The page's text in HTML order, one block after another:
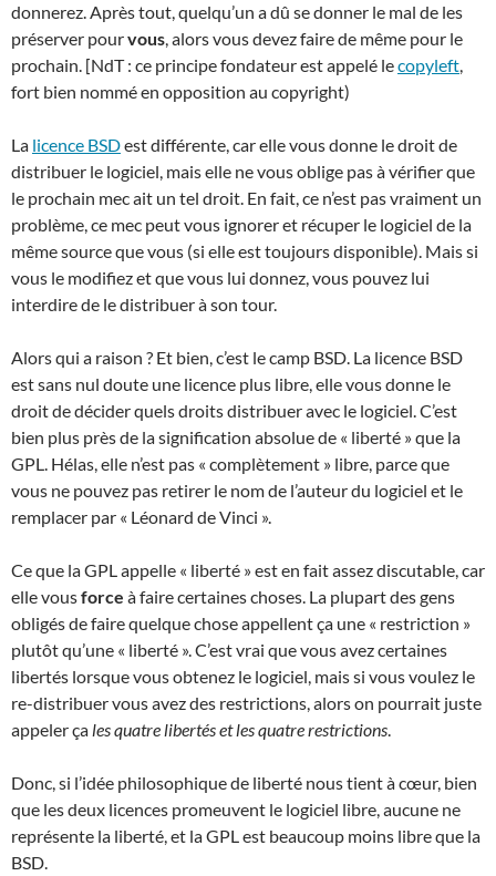
donnerez. Après tout, quelqu’un a dû se donner le mal de les
préserver pourvous, alors vous devez faire de même pour le
prochain. [NdT : ce principe fondateur est appelé lecopyleft,
fort bien nommé en opposition au copyright)
La licence BSDest différente, car elle vous donne le droit de
distribuer le logiciel, mais elle ne vous oblige pas à vérifier que
le prochain mec ait un tel droit. En fait, ce n’est pas vraiment un
problème, ce mec peut vous ignorer et récuper le logiciel de la
même source que vous (si elle est toujours disponible). Mais si
vous le modifiez et que vous lui donnez, vous pouvez lui
interdire de le distribuer à son tour.
Alors qui a raison ? Et bien, c’est le camp BSD. La licence BSD
est sans nul doute une licence plus libre, elle vous donne le
droit de décider quels droits distribuer avec le logiciel. C’est
bien plus près de la signification absolue de « liberté » que la
GPL. Hélas, elle n’est pas « complètement » libre, parce que
vous ne pouvez pas retirer le nom de l’auteur du logiciel et le
remplacer par « Léonard de Vinci ».
Ce que la GPL appelle « liberté » est en fait assez discutable, car
elle vousforce à faire certaines choses. La plupart des gens
obligés de faire quelque chose appellent ça une « restriction »
plutôt qu’une « liberté ». C’est vrai que vous avez certaines
libertés lorsque vous obtenez le logiciel, mais si vous voulez le
re-distribuer vous avez des restrictions, alors on pourrait juste
appeler ça les quatre libertés et les quatre restrictions.
Donc, si l’idée philosophique de liberté nous tient à cœur, bien
que les deux licences promeuvent le logiciel libre, aucune ne
représente la liberté, et la GPL est beaucoup moins libre que la
BSD.